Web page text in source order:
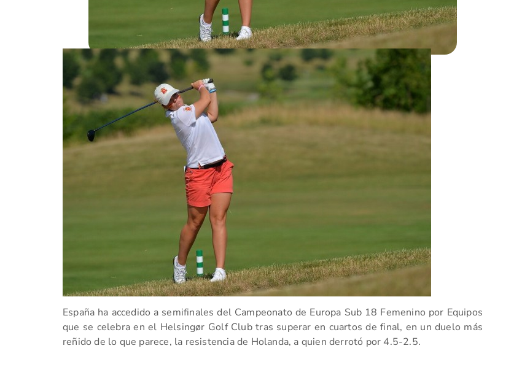
España ha accedido a semifinales del Campeonato de Europa Sub 18 Femenino por Equipos
que se celebra en el Helsingør Golf Club tras superar en cuartos de final, en un duelo más
reñido de lo que parece, la resistencia de Holanda, a quien derrotó por 4.5-2.5.